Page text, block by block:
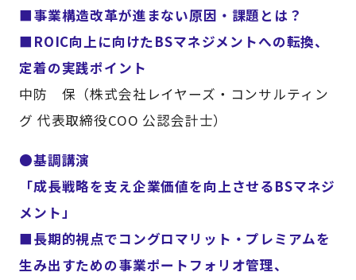
■事業構造改革が進まない原因・課題とは？
■ROIC向上に向けたBSマネジメントへの転換、
定着の実践ポイント
中防 保（株式会社レイヤーズ・コンサルティン
グ 代表取締役COO 公認会計士）
●基調講演
「成長戦略を支え企業価値を向上させるBSマネジ
メント」
■長期的視点でコングロマリット・プレミアムを
生み出すための事業ポートフォリオ管理、